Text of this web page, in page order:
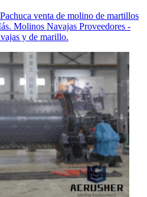
venta de molino de martillos
Molinos Navajas Proveedores -
y de marillo.